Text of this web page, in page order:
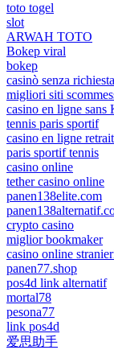
toto togel
slot
ARWAH TOTO
Bokep viral
bokep
casinò senza
migliori siti
casino en ligne sans
tennis paris sportif
casino en ligne
paris sportif tennis
casino online
tether casino online
panen138elite.com
crypto casino
miglior bookmaker
casino online
panen77.shop
pos4d link alternatif
mortal78
pesona77
link pos4d
爱思助手